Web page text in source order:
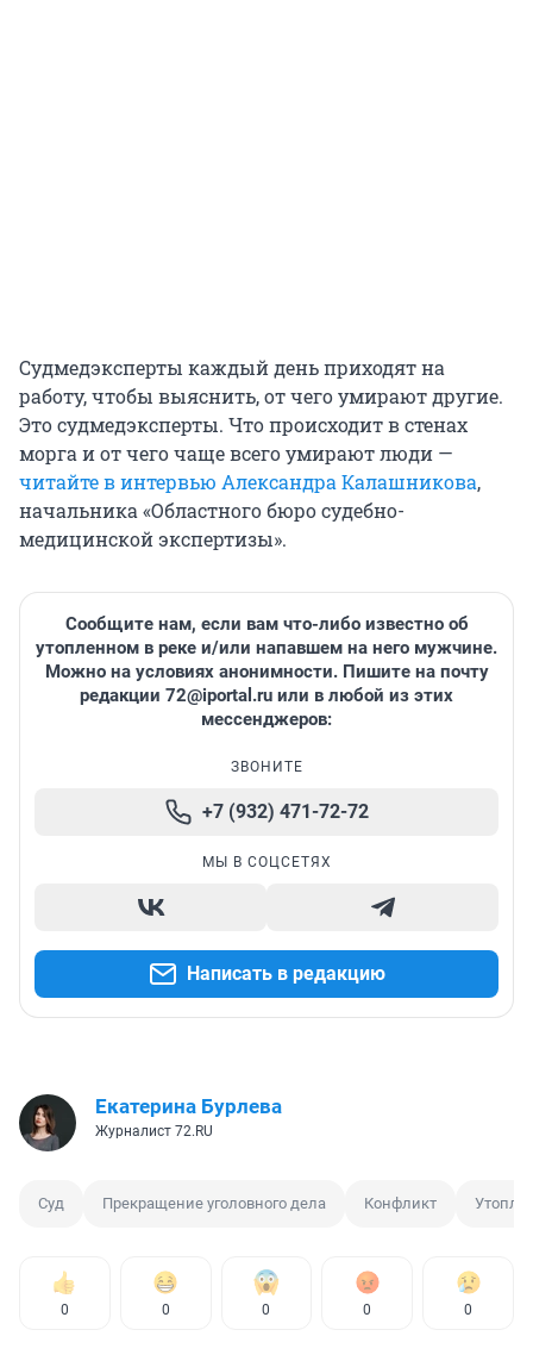
Судмедэксперты каждый день приходят на
работу, чтобы выяснить, от чего умирают другие.
Это судмедэксперты. Что происходит в стенах
морга и от чего чаще всего умирают люди —
читайте в интервью Александра Калашникова,
начальника «Областного бюро судебно-
медицинской экспертизы».
Сообщите нам, если вам что-либо известно об
утопленном в реке и/или напавшем на него мужчине.
Можно на условиях анонимности. Пишите на почту
редакции 72@iportal.ru или в любой из этих
мессенджеров:
ЗВОНИТЕ
+7 (932) 471-72-72
МЫ В СОЦСЕТЯХ
Написать в редакцию
Екатерина Бурлева
Журналист 72.RU
Суд Прекращение уголовного дела Конфликт
0 0 0 0 0